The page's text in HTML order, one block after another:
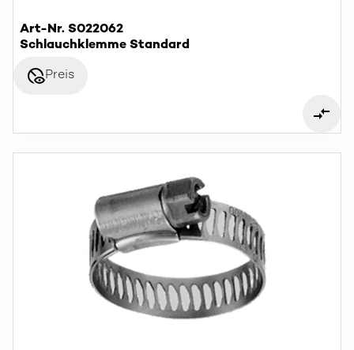
Art-Nr. S022062
Schlauchklemme Standard
disabled_visiblePreis